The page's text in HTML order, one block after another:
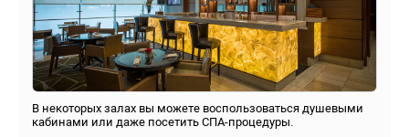
В некоторых залах вы можете воспользоваться душевыми
кабинами или даже посетить СПА-процедуры.